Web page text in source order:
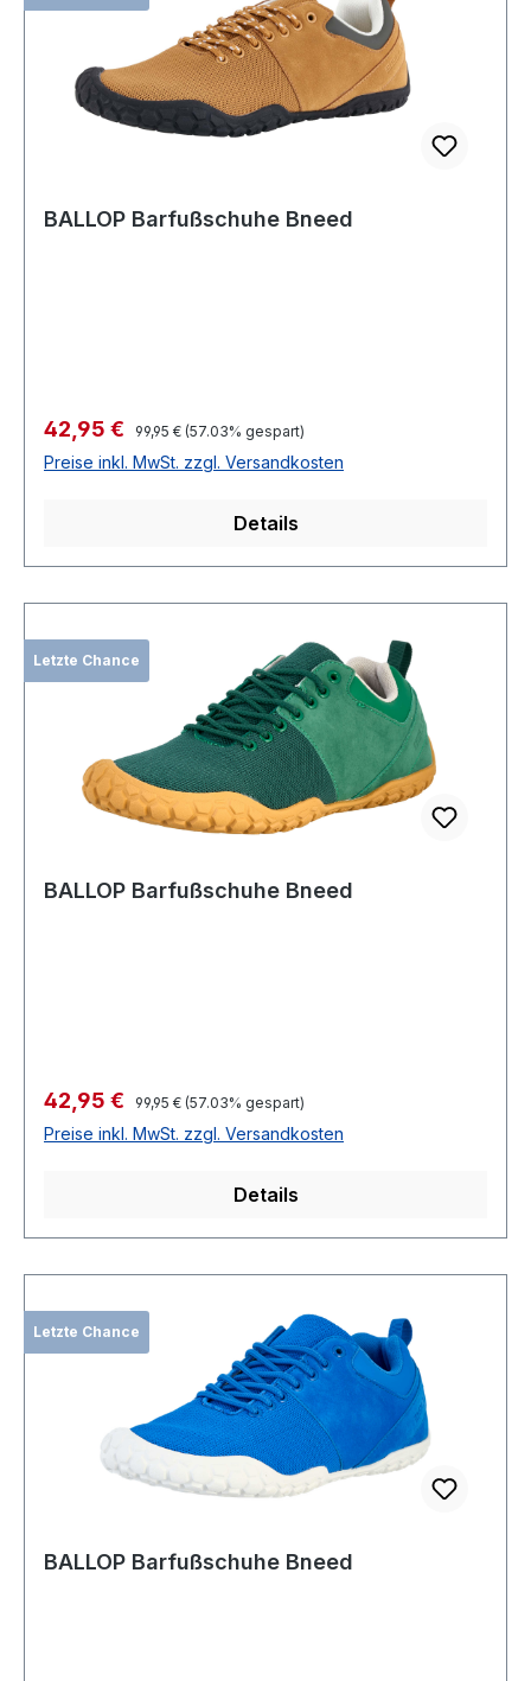
BALLOP Barfußschuhe Bneed
Verkaufspreis:
42,95 € Regulärer Preis:
99,95 € (57.03% gespart)
Preise inkl. MwSt. zzgl. Versandkosten
Details
Letzte Chance
BALLOP Barfußschuhe Bneed
Verkaufspreis:
42,95 € Regulärer Preis:
99,95 € (57.03% gespart)
Preise inkl. MwSt. zzgl. Versandkosten
Details
Letzte Chance
BALLOP Barfußschuhe Bneed